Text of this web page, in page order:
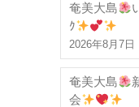
奄美大島
ｸ
2026年8月7日
奄美大島
会